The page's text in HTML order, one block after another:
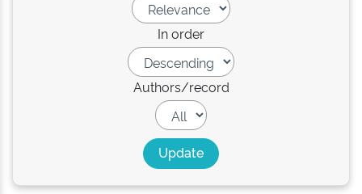
In order
Authors/record